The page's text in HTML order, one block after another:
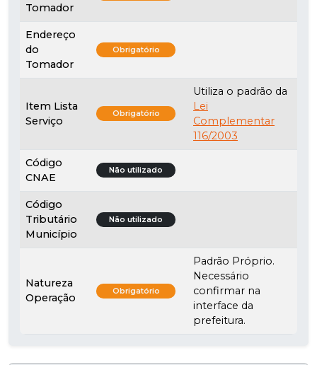
Tomador
Endereço
do
Tomador
Obrigatório
Item Lista
Serviço
Obrigatório
Utiliza o padrão da
Lei
Complementar
116/2003
Código
CNAE
Não utilizado
Código
Tributário
Município
Não utilizado
Natureza
Operação
Obrigatório
Padrão Próprio.
Necessário
confirmar na
interface da
prefeitura.